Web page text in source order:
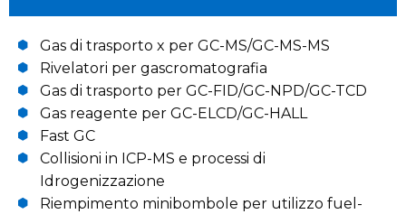
Gas di trasporto x per GC-MS/GC-MS-MS
Rivelatori per gascromatografia
Gas di trasporto per GC-FID/GC-NPD/GC-TCD
Gas reagente per GC-ELCD/GC-HALL
Fast GC
Collisioni in ICP-MS e processi di
Idrogenizzazione
Riempimento minibombole per utilizzo fuel-